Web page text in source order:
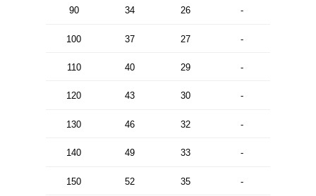
90 34 26 -
100 37 27 -
110 40 29 -
120 43 30 -
130 46 32 -
140 49 33 -
150 52 35 -